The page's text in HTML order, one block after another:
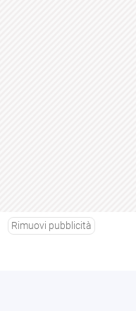
Rimuovi pubblicità